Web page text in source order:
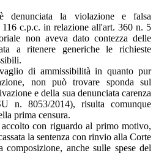
la violazione e falsa
c.p.c. in relazione all'art. 360 n. 5
non aveva dato contezza delle
a ritenere generiche le richieste
di ammissibilità in quanto pur
non può trovare sponda sul
e della sua denunciata carenza
n. 8053/2014), risulta comunque
prima censura.
con riguardo al primo motivo,
la sentenza con rinvio alla Corte
anche sulle spese del